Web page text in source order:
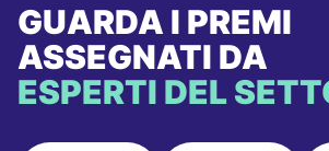
GUARDA I PREMI
ASSEGNATI DA
ESPERTI DEL